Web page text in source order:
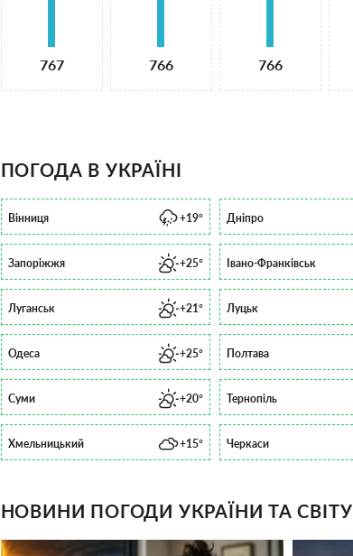
767 766 766
ПОГОДА В УКРАЇНІ
Вінниця +19° Дніпро
Запоріжжя +25° Івано-Франківськ
Луганськ +21° Луцьк
Одеса +25° Полтава
Суми +20° Тернопіль
Хмельницький +15° Черкаси
НОВИНИ ПОГОДИ УКРАЇНИ ТА СВІТУ